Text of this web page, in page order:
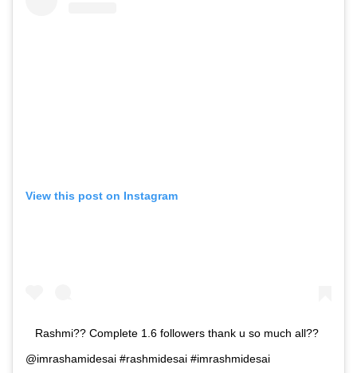
View this post on Instagram
Rashmi?? Complete 1.6 followers thank u so much all??
@imrashamidesai #rashmidesai #imrashmidesai